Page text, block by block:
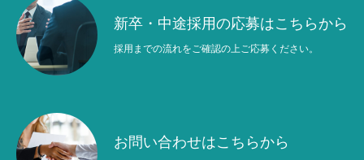
新卒・中途採用の応募はこちらから
採用までの流れをご確認の上ご応募ください。
お問い合わせはこちらから